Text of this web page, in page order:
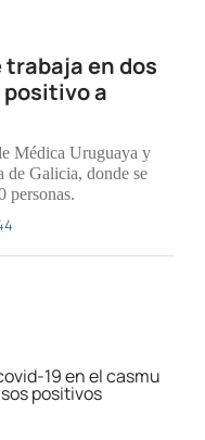
trabaja en dos
a
Médica Uruguaya y
de Galicia, donde se
personas.